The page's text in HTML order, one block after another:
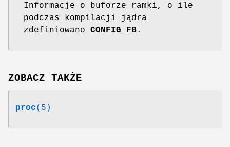
Informacje o buforze ramki, o ile
podczas kompilacji jądra
zdefiniowano CONFIG_FB.
ZOBACZ TAKŻE
proc(5)